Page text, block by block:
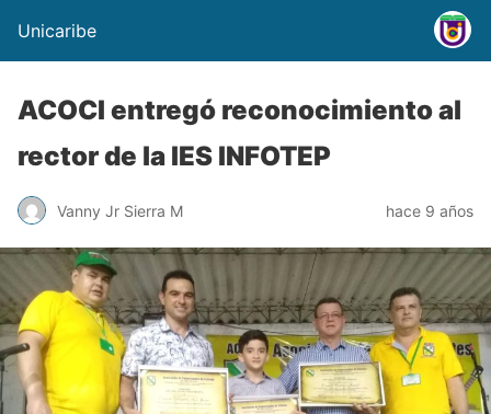
Unicaribe
ACOCI entregó reconocimiento al
rector de la IES INFOTEP
Vanny Jr Sierra M hace 9 años